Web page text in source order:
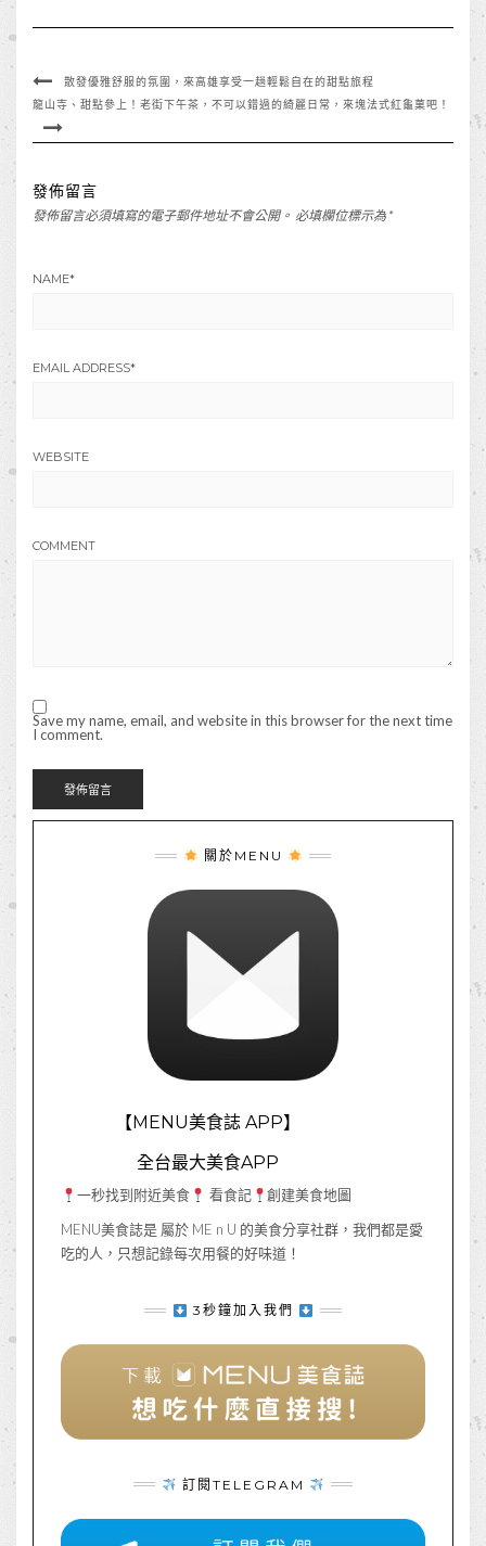
散發優雅舒服的氛圍，來高雄享受一趟輕鬆自在的甜點旅程
龍山寺、甜點參上！老街下午茶，不可以錯過的綺麗日常，來塊法式紅龜菓吧！
發佈留言
發佈留言必須填寫的電子郵件地址不會公開。 必填欄位標示為 *
NAME*
EMAIL ADDRESS*
WEBSITE
COMMENT
Save my name, email, and website in this browser for the next time
I comment.
關於MENU
【MENU美食誌 APP】
全台最大美食APP
一秒找到附近美食 看食記
創建美食地圖
MENU美食誌是 屬於 ME n U 的美食分享社群，我們都是愛
吃的人，只想記錄每次用餐的好味道！
3秒鐘加入我們
訂閱TELEGRAM